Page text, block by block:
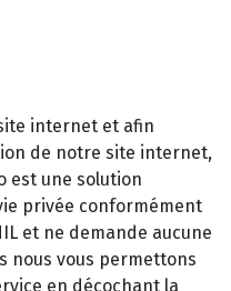
internet et afin
de notre site internet,
est une solution
privée conformément
et ne demande aucune
nous vous permettons
en décochant la